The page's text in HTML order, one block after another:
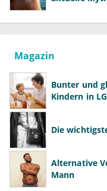
Magazin
Bunter und
Kindern in
Die
Alternative
Mann